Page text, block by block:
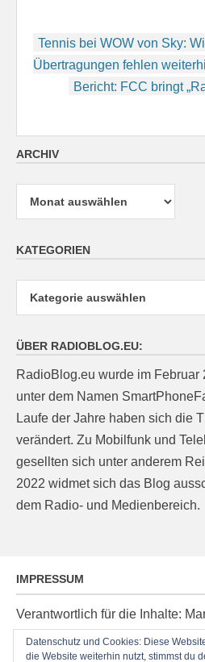
Beitragsnavigation
Tennis bei WOW von Sky:
Übertragungen fehlen
Bericht: FCC bringt
ARCHIV
Archiv
KATEGORIEN
ÜBER RADIOBLOG.EU:
RadioBlog.eu wurde im Februar
unter dem Namen
Laufe der Jahre haben sich die
verändert. Zu Mobilfunk und
gesellten sich unter anderem
2022 widmet sich das Blog
dem Radio- und Medienbereich.
IMPRESSUM
Verantwortlich für die Inhalte:
Ziegelacker 20, D-63599
post@radioblog.eu
Datenschutz und Cookies: Diese
die Website weiterhin nutzt, stimmst du